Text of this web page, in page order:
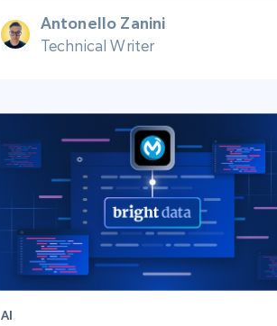
Antonello Zanini
Technical Writer
AI